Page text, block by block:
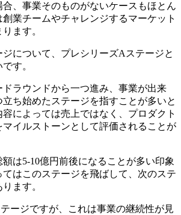
合、事業そのものがないケースもほとん
業チームやチャレンジするマーケット
ます。
について、プレシリーズAステージと
す。
ラウンドから一つ進み、事業が出来
ち始めたステージを指すことが多いと
によっては売上ではなく、プロダクト
イルストーンとして評価されることが
は5-10億円前後になることが多い印象
はこのステージを飛ばして、次のステ
ます。
ージですが、これは事業の継続性が見